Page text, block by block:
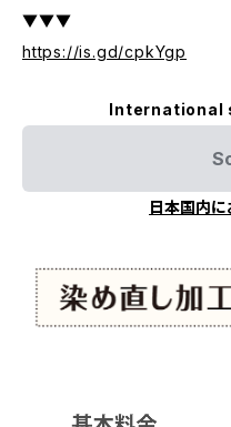
▼▼▼
https://is.gd/cpkYgp
International
日本国内